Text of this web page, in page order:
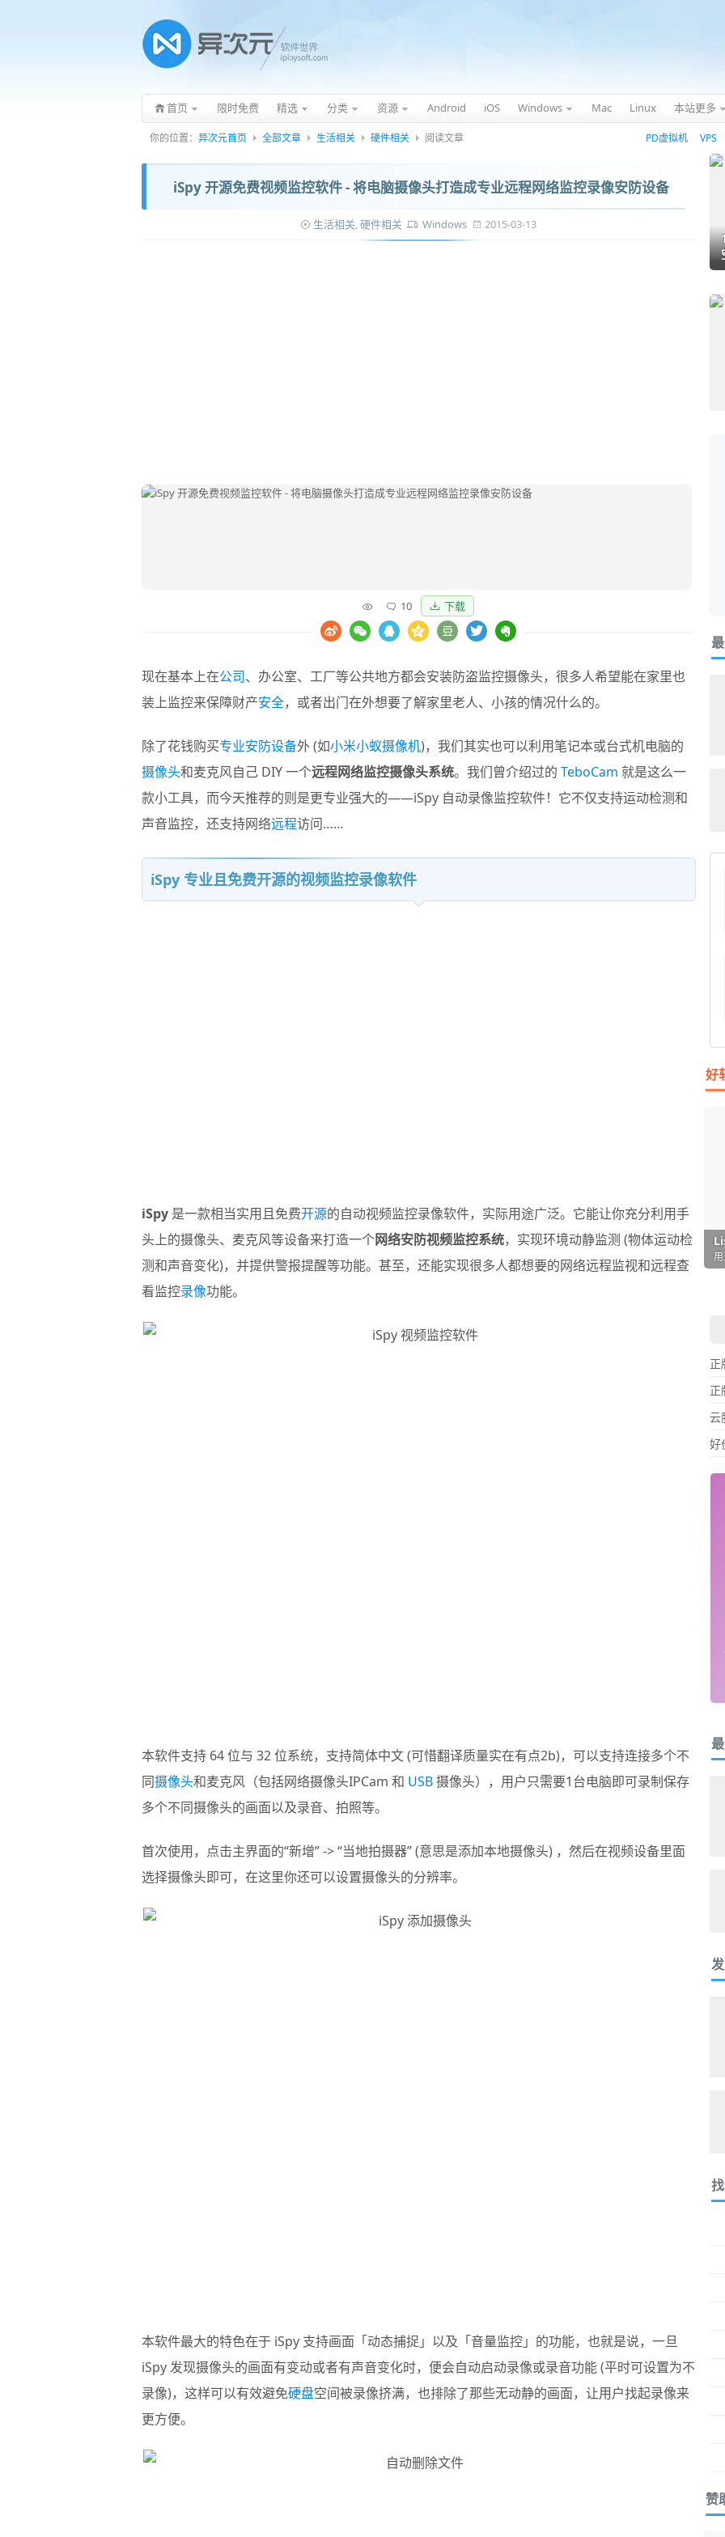
首页 限时免费 精选 分类 资源 Android iOS Windows Mac Linux 本站更多
你的位置： 异次元首页 全部文章 生活相关 硬件相关 阅读文章 PD虚拟机 VPS
iSpy 开源免费视频监控软件 - 将电脑摄像头打造成专业远程网络监控录像安防设备
生活相关,硬件相关 Windows 2015-03-13
10 下载
现在基本上在公司、办公室、工厂等公共地方都会安装防盗监控摄像头，很多人希望能在家里也
装上监控来保障财产安全，或者出门在外想要了解家里老人、小孩的情况什么的。
除了花钱购买专业安防设备外 (如小米小蚁摄像机)，我们其实也可以利用笔记本或台式机电脑的
摄像头和麦克风自己 DIY 一个远程网络监控摄像头系统。我们曾介绍过的 TeboCam 就是这么一
款小工具，而今天推荐的则是更专业强大的——iSpy自动录像监控软件！它不仅支持运动检测和
声音监控，还支持网络远程访问……
iSpy 专业且免费开源的视频监控录像软件
iSpy是一款相当实用且免费开源的自动视频监控录像软件，实际用途广泛。它能让你充分利用手
头上的摄像头、麦克风等设备来打造一个网络安防视频监控系统，实现环境动静监测 (物体运动检
测和声音变化)，并提供警报提醒等功能。甚至，还能实现很多人都想要的网络远程监视和远程查
看监控录像功能。
本软件支持 64 位与 32 位系统，支持简体中文 (可惜翻译质量实在有点2b)，可以支持连接多个不
同摄像头和麦克风（包括网络摄像头IPCam 和 USB摄像头），用户只需要1台电脑即可录制保存
多个不同摄像头的画面以及录音、拍照等。
首次使用，点击主界面的“新增” -> “当地拍摄器” (意思是添加本地摄像头) ，然后在视频设备里面
选择摄像头即可，在这里你还可以设置摄像头的分辨率。
本软件最大的特色在于 iSpy 支持画面「动态捕捉」以及「音量监控」的功能，也就是说，一旦
iSpy 发现摄像头的画面有变动或者有声音变化时，便会自动启动录像或录音功能 (平时可设置为不
录像)，这样可以有效避免硬盘空间被录像挤满，也排除了那些无动静的画面，让用户找起录像来
更方便。
好
正
正
云
好
赞